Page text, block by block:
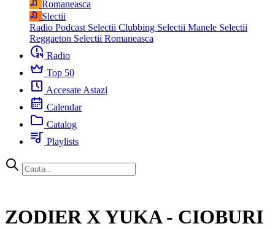
Romaneasca
Slectii
Radio Podcast Selectii Clubbing Selectii Manele Selectii
Reggaeton Selectii Romaneasca
Radio
Top 50
Accesate Astazi
Calendar
Catalog
Playlists
ZODIER X YUKA - CIOBURI